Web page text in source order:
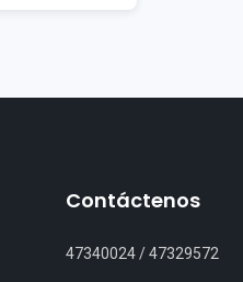
Contáctenos
47340024/47329572